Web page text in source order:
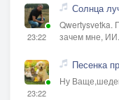
23:22
Солнца
Qwertysvetka.
зачем мне,
23:22
Песенка
Ну